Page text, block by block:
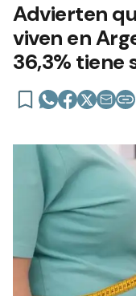
Advierten
viven en
36,3% tiene